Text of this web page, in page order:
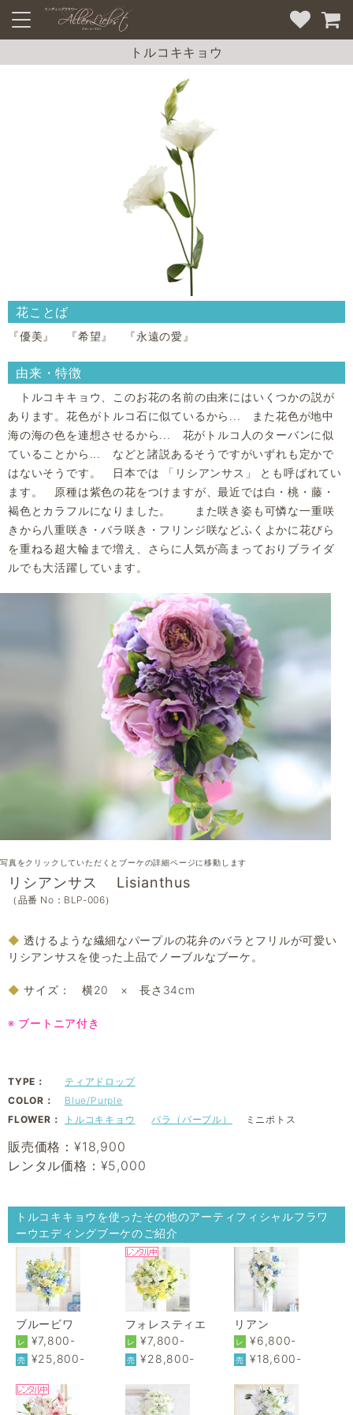
トルコキキョウ
花ことば
『優美』 『希望』 『永遠の愛』
由来・特徴
トルコキキョウ、このお花の名前の由来にはいくつかの説が
あります。花色がトルコ石に似ているから... また花色が地中
海の海の色を連想させるから... 花がトルコ人のターバンに似
ていることから... などと諸説あるそうですがいずれも定かで
はないそうです。 日本では 「リシアンサス」 とも呼ばれてい
ます。 原種は紫色の花をつけますが、最近では白・桃・藤・
褐色とカラフルになりました。 また咲き姿も可憐な一重咲
きから八重咲き・バラ咲き・フリンジ咲などふくよかに花びら
を重ねる超大輪まで増え、さらに人気が高まっておりブライダ
ルでも大活躍しています。
写真をクリックしていただくとブーケの詳細ページに移動します
リシアンサス Lisianthus
（品番 No：BLP-006）
◆透けるような繊細なパープルの花弁のバラとフリルが可愛い
リシアンサスを使った上品でノーブルなブーケ。
◆サイズ： 横20 × 長さ34cm
※ ブートニア付き
TYPE：
ティアドロップ
COLOR：
Blue/Purple
FLOWER：
トルコキキョウ バラ（パープル） ミニポトス
販売価格：¥18,900
レンタル価格：¥5,000
トルコキキョウを使ったその他のアーティフィシャルフラワ
ーウエディングブーケのご紹介
ブルービワ
レ ¥7,800-
売 ¥25,800-
フォレスティエ
レ ¥7,800-
売 ¥28,800-
リアン
レ ¥6,800-
売 ¥18,600-